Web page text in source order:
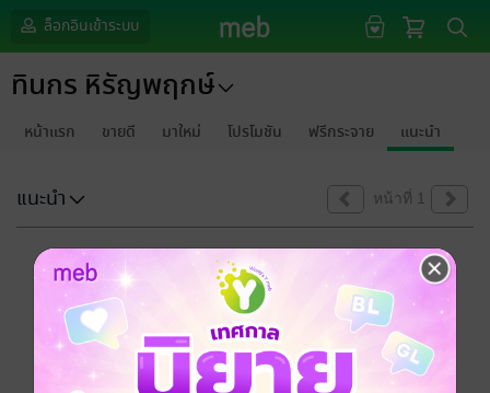
ล็อกอินเข้าระบบ
ทินกร หิรัญพฤกษ์
หน้าแรก ขายดี มาใหม่ โปรโมชัน ฟรีกระจาย แนะนำ
แนะนำ หน้าที่ 1
ขออภัยด้วยนะคะ
ไม่พบข้อมูลในหัวข้อที่คุณกำลังชมค่ะ